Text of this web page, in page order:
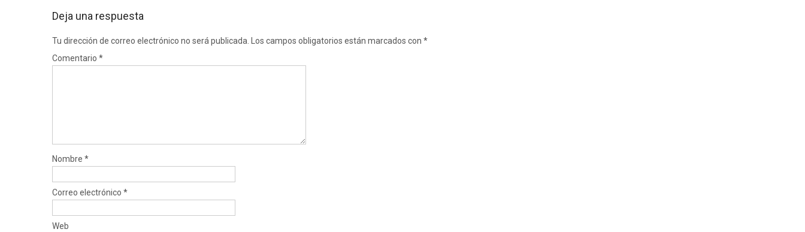
Deja una respuesta
Tu dirección de correo electrónico no será publicada. Los campos obligatorios están marcados con *
Comentario *
Nombre *
Correo electrónico *
Web